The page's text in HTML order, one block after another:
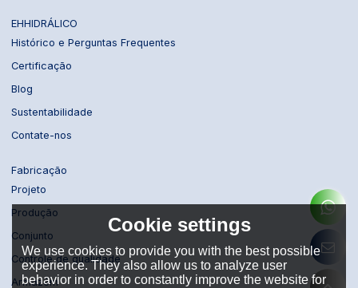
EHHIDRÁLICO
Histórico e Perguntas Frequentes
Certificação
Blog
Sustentabilidade
Contate-nos
Fabricação
Projeto
Produção
Conjunto
Controle de qualidade
Armazém
Cookie settings
We use cookies to provide you with the best possible
experience. They also allow us to analyze user
behavior in order to constantly improve the website for